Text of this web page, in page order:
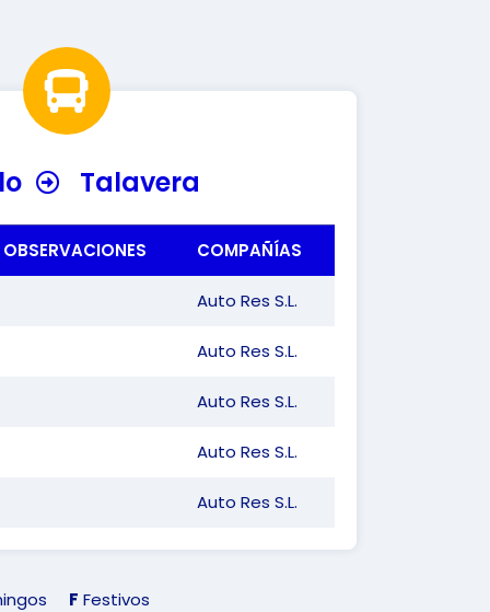
Talavera
OBSERVACIONES COMPAÑÍAS
Auto Res S.L.
Auto Res S.L.
Auto Res S.L.
Auto Res S.L.
Auto Res S.L.
F Festivos